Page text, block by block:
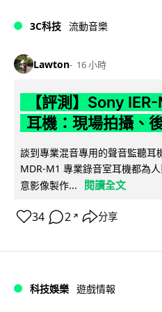
3C科技 流動音樂
Lawton 16 小時
【評測】Sony
耳機：現場拍攝、
談到專業混音專用的聲音監聽耳
MDR-M1 專業錄音室耳機都為
意影像製作...
閱讀全文
34 2 ↗ 分享
科技娛樂 遊戲情報